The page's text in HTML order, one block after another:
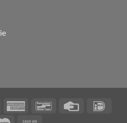
MasterCardAmerican
BancontactCredit